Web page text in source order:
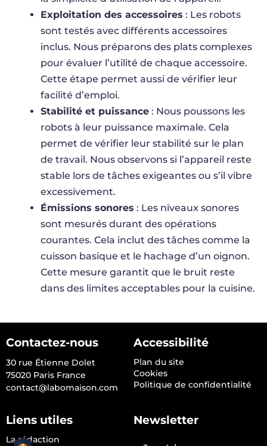
Exploitation des accessoires : Les robots
sont testés avec différents accessoires
inclus. Nous préparons des plats complexes
pour évaluer l’utilité de chaque accessoire.
Cette étape permet aussi de vérifier leur
facilité d’emploi.
Stabilité et puissance : Nous poussons les
robots à leur puissance maximale. Cela
permet de vérifier leur stabilité sur le plan
de travail. Nous observons si l’appareil reste
stable lors de tâches exigeantes ou s’il vibre
excessivement.
Émissions sonores : Les niveaux sonores
sont mesurés durant des opérations
courantes. Cela inclut des tâches comme la
cuisson basique et le hachage d’un oignon.
Cette mesure garantit que le bruit reste
dans des limites acceptables pour la cuisine.
Contactez-nous
30 rue Étienne Dolet
75020 Paris France
contact@labomaison.com
Accessibilité
Plan du site
Cookies
Politique de confidentialité
Liens utiles
La rédaction
Newsletter